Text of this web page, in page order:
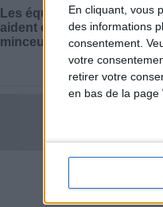
En cliquant, vous
des informations
consentement.
votre
retirer votre
en bas de la page
Les équipes du Service-
aident chaque semaine à
minceur.